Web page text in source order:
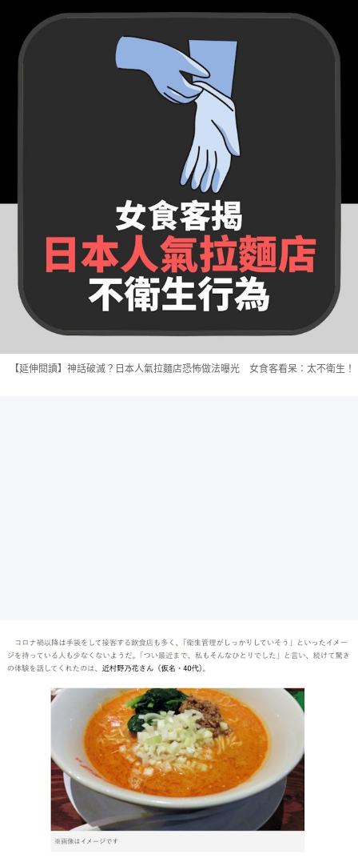
【延伸閱讀】神話破滅？日本人氣拉麵店恐怖做法曝光 女食客看呆：太不衛生！